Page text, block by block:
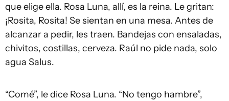
que elige ella. Rosa Luna, allí, es la reina. Le gritan:
¡Rosita, Rosita! Se sientan en una mesa. Antes de
alcanzar a pedir, les traen. Bandejas con ensaladas,
chivitos, costillas, cerveza. Raúl no pide nada, solo
agua Salus.
“Comé”, le dice Rosa Luna. “No tengo hambre”,